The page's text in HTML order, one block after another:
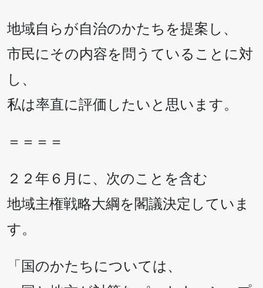
地域自らが自治のかたちを提案し、
市民にその内容を問うていることに対
し、
私は率直に評価したいと思います。
＝＝＝＝
２２年６月に、次のことを含む
地域主権戦略大綱を閣議決定していま
す。
「国のかたちについては、